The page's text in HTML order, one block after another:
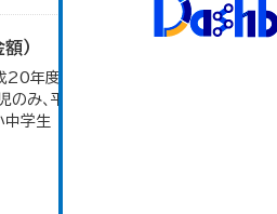
）
年度から変更 乳幼児・小中高
のみ、平成20年度から令和元年
中学生